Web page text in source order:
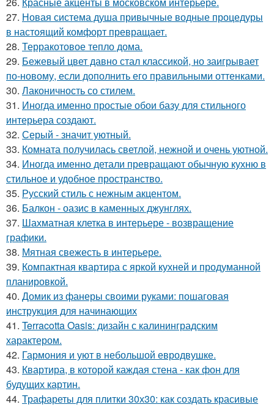
27. Новая система душа привычные водные процедуры
в настоящий комфорт превращает.
28. Терракотовое тепло дома.
29. Бежевый цвет давно стал классикой, но заигрывает
по-новому, если дополнить его правильными оттенками.
30. Лаконичность со стилем.
31. Иногда именно простые обои базу для стильного
интерьера создают.
32. Серый - значит уютный.
33. Комната получилась светлой, нежной и очень уютной.
34. Иногда именно детали превращают обычную кухню в
стильное и удобное пространство.
35. Русский стиль с нежным акцентом.
36. Балкон - оазис в каменных джунглях.
37. Шахматная клетка в интерьере - возвращение
графики.
38. Мятная свежесть в интерьере.
39. Компактная квартира с яркой кухней и продуманной
планировкой.
40. Домик из фанеры своими руками: пошаговая
инструкция для начинающих
41. Terracotta Oasis: дизайн с калининградским
характером.
42. Гармония и уют в небольшой евродвушке.
43. Квартира, в которой каждая стена - как фон для
будущих картин.
44. Трафареты для плитки 30х30: как создать красивые